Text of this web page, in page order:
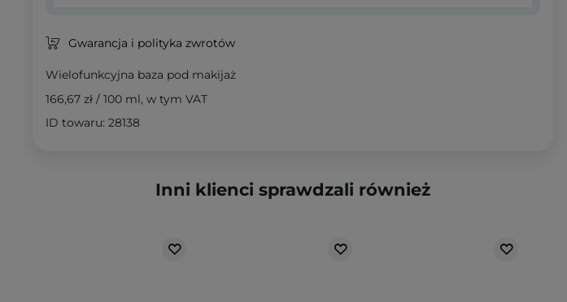
Gwarancja i polityka zwrotów
Wielofunkcyjna baza pod makijaż
166,67 zł / 100 ml, w tym VAT
ID towaru: 28138
Inni klienci sprawdzali również